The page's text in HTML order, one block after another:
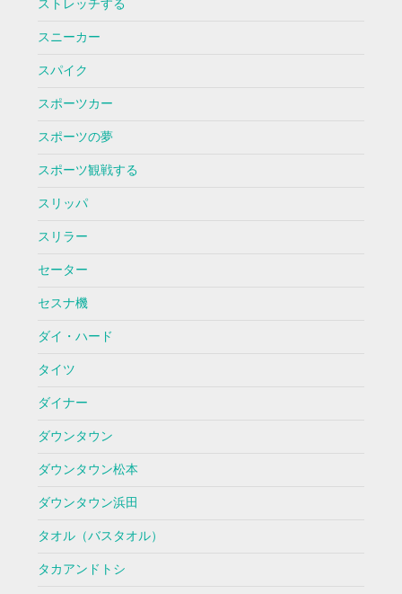
ストレッチする
スニーカー
スパイク
スポーツカー
スポーツの夢
スポーツ観戦する
スリッパ
スリラー
セーター
セスナ機
ダイ・ハード
タイツ
ダイナー
ダウンタウン
ダウンタウン松本
ダウンタウン浜田
タオル（バスタオル）
タカアンドトシ